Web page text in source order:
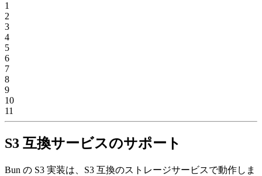
1
2
3
4
5
6
7
8
9
10
11
S3 互換サービスのサポート
Bun の S3 実装は、S3 互換のストレージサービスで動作しま